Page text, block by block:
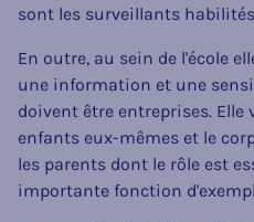
sont les surveillants
En outre, au sein de l'école
une information et une
doivent être entreprises.
enfants eux-mêmes et le
les parents dont le rôle est
importante fonction